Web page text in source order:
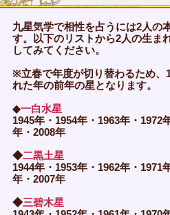
九星気学で相性を占うには2人の
す。以下のリストから2人の生ま
してみてください。
※立春で年度が切り替わるため、
れた年の前年の星となります。
◆一白水星
1945年・1954年・1963年・1972
年・2008年
◆二黒土星
1944年・1953年・1962年・1971
年・2007年
◆三碧木星